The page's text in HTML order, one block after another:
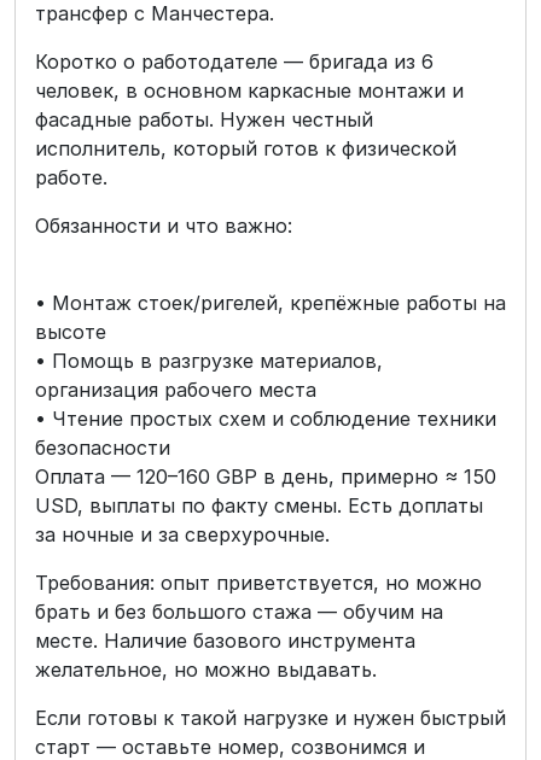
трансфер с Манчестера.
Коротко о работодателе — бригада из 6
человек, в основном каркасные монтажи и
фасадные работы. Нужен честный
исполнитель, который готов к физической
работе.
Обязанности и что важно:
• Монтаж стоек/ригелей, крепёжные работы на
высоте
• Помощь в разгрузке материалов,
организация рабочего места
• Чтение простых схем и соблюдение техники
безопасности
Оплата — 120–160 GBP в день, примерно ≈ 150
USD, выплаты по факту смены. Есть доплаты
за ночные и за сверхурочные.
Требования: опыт приветствуется, но можно
брать и без большого стажа — обучим на
месте. Наличие базового инструментa
желательное, но можно выдавать.
Если готовы к такой нагрузке и нужен быстрый
старт — оставьте номер, созвонимся и